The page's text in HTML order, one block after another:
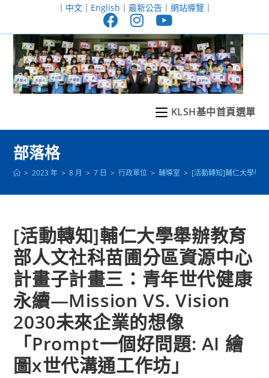
至
｜ 中文｜ English ｜ 最新公告｜ 網站導覽｜
KLSH基中首頁選單
部落格
> 2023 年 > 8 月 > 7 日 > 行政單位 > 輔導室 > [活動轉知]輔仁大學舉
[活動轉知]輔仁大學舉辦教育
部人文社科苗圃分區資源中心
計畫子計畫三：青年世代健康
永續—Mission VS. Vision
2030未來企業的想像
「Prompt一個好問題: AI 繪
圖x世代溝通工作坊」